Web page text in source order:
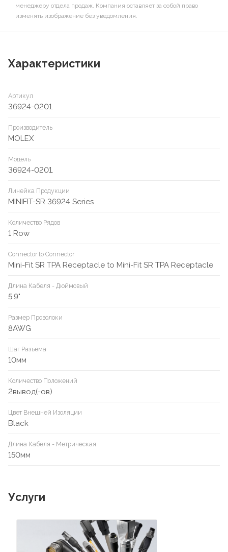
менеджеру отдела продаж. Компания оставляет за собой право
изменять изображение без уведомления.
Характеристики
Артикул
36924-0201.
Производитель
MOLEX
Модель
36924-0201.
Линейка Продукции
MINIFIT-SR 36924 Series
Количество Рядов
1 Row
Connector to Connector
Mini-Fit SR TPA Receptacle to Mini-Fit SR TPA Receptacle
Длина Кабеля - Дюймовый
5.9"
Размер Проволоки
8AWG
Шаг Разъема
10мм
Количество Положений
2вывод(-ов)
Цвет Внешней Изоляции
Black
Длина Кабеля - Метрическая
150мм
Услуги